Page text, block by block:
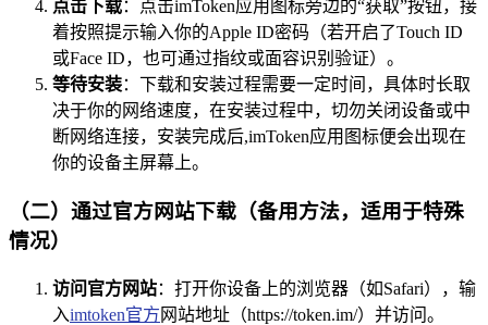
点击下载：点击imToken应用图标旁边的“获取”按钮，接
着按照提示输入你的Apple ID密码（若开启了Touch ID
或Face ID，也可通过指纹或面容识别验证）。
等待安装：下载和安装过程需要一定时间，具体时长取
决于你的网络速度，在安装过程中，切勿关闭设备或中
断网络连接，安装完成后,imToken应用图标便会出现在
你的设备主屏幕上。
（二）通过官方网站下载（备用方法，适用于特殊
情况）
访问官方网站：打开你设备上的浏览器（如Safari），输
入imtoken官方 网站地址（https://token.im/）并访问。